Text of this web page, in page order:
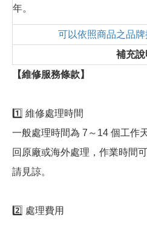
年。
可以依照商品之品
補充說
【維修服務條款】
1️⃣ 維修處理時間
一般處理時間為 7～14 個工作
回原廠或海外處理，作業時間
請見諒。
2️⃣ 處理費用